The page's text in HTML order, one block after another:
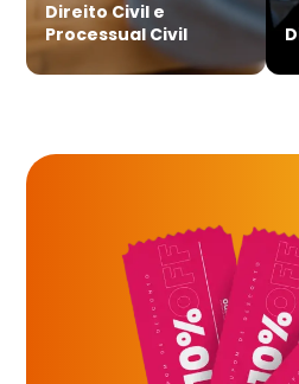
Direito Civil e
Processual Civil